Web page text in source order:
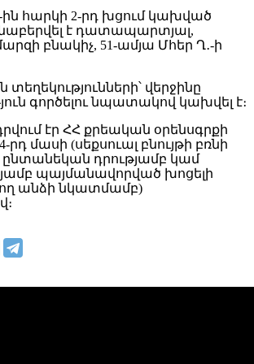
հարկի 2-րդ խցում կախված
է դատապարտյալ,
բնակիչ, 51-ամյա Մհեր Ղ․-ի
վերջինը
գործելու նպատակով կախվել է։
էր ՀՀ քրեական օրենսգրքի
րդ մասի (սեքսուալ բնույթի բռնի
ընտանեկան դրությամբ կամ
պայմանավորված խոցելի
անձի նկատմամբ)